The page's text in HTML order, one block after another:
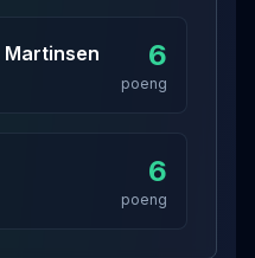
Martinsen 6
poeng
6
poeng